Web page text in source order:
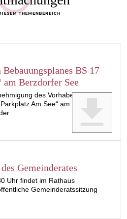
THEMENBEREICH
Bebauungsplanes BS 17
am Berzdorfer See
des Vorhabenbezogenen
Am See“ am Berzdorfer
get_app
Gemeinderates
Uhr findet im Rathaus
Gemeinderatssitzung